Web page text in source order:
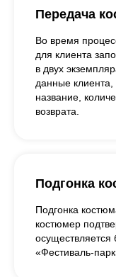
Передача
Во время
для клиента
в двух
данные клиента,
название,
возврата.
Подгонка
Подгонка
костюмер
осуществляется
«Фестиваль-